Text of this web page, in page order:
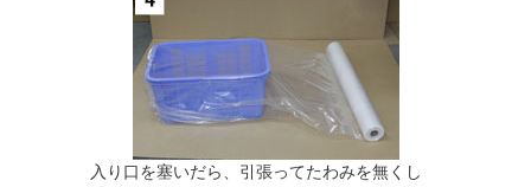
入り口を塞いだら、引張ってたわみを無くし